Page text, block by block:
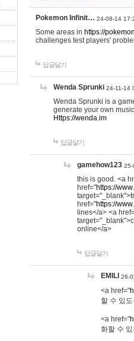
Pokemon Infinit… 24-08-14
Some areas in https://
challenges test players'
답글달기
Wenda Sprunki 24-11-14
Wenda Sprunki is a
generate your own
Https://wenda.im
답글달기
gamehow123 25-
this is good. <a
href="https://
href="https://
lines</a> <a
online</a>
답글달기
EMILI 26-
<a href="
할 수 있
<a href="
화할 수